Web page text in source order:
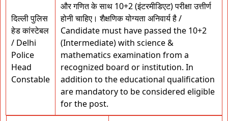
दिल्ली पुलिस
हेड कांस्टेबल
/ Delhi
Police
Head
Constable
और गणित के साथ 10+2 (इंटरमीडिएट) परीक्षा उत्तीर्ण
होनी चाहिए। शैक्षणिक योग्यता अनिवार्य है /
Candidate must have passed the 10+2
(Intermediate) with science &
mathematics examination from a
recognized board or institution. In
addition to the educational qualification
are mandatory to be considered eligible
for the post.